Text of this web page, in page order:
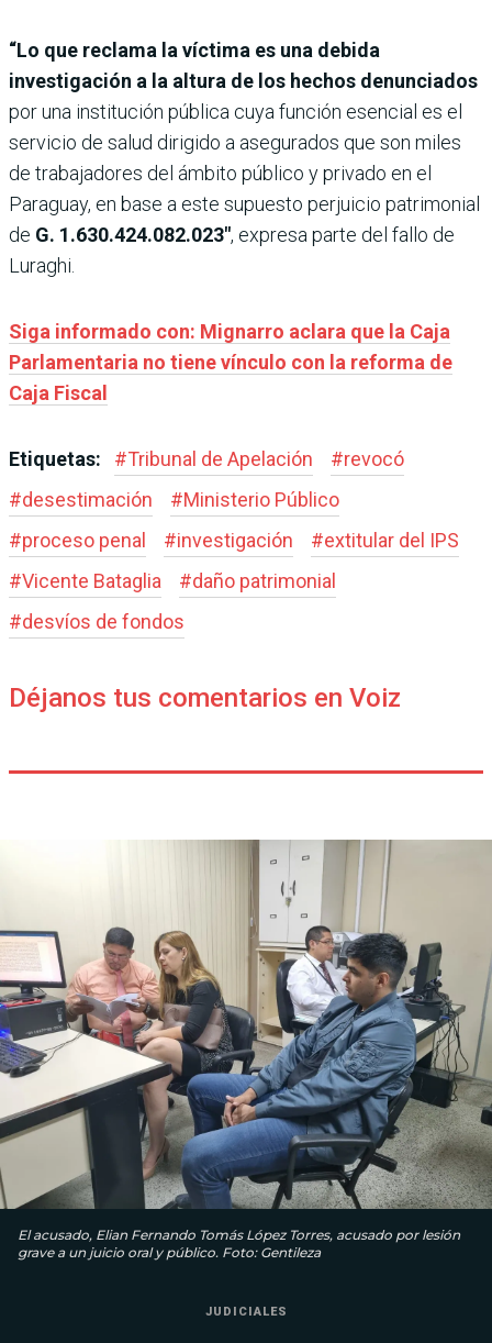
“Lo que reclama la víctima es una debida
investigación a la altura de los hechos denunciados
por una institución pública cuya función esencial es el
servicio de salud dirigido a asegurados que son miles
de trabajadores del ámbito público y privado en el
Paraguay, en base a este supuesto perjuicio patrimonial
de G. 1.630.424.082.023″, expresa parte del fallo de
Luraghi.
Siga informado con: Mignarro aclara que la Caja
Parlamentaria no tiene vínculo con la reforma de
Caja Fiscal
Etiquetas: #Tribunal de Apelación #revocó
#desestimación #Ministerio Público
#proceso penal #investigación #extitular del IPS
#Vicente Bataglia #daño patrimonial
#desvíos de fondos
Déjanos tus comentarios en Voiz
El acusado, Elian Fernando Tomás López Torres, acusado por lesión
grave a un juicio oral y público. Foto: Gentileza
JUDICIALES